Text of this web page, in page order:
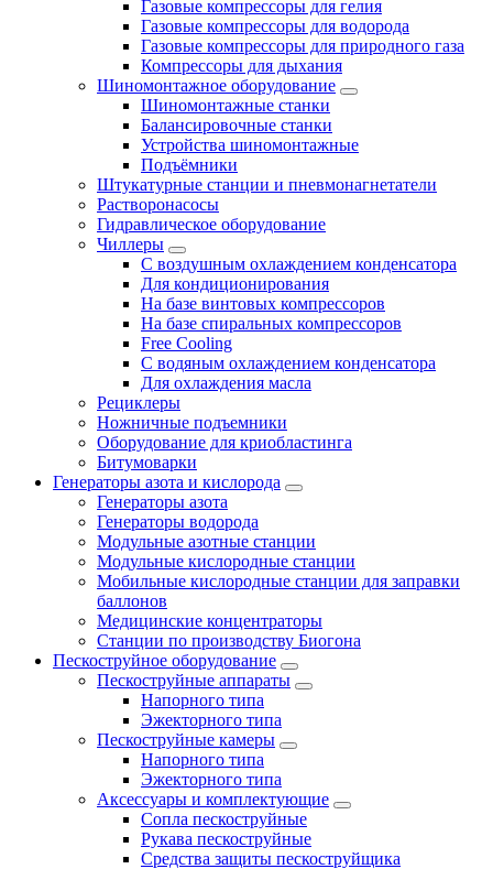
Газовые компрессоры для гелия
Газовые компрессоры для водорода
Газовые компрессоры для природного газа
Компрессоры для дыхания
Шиномонтажное оборудование
Шиномонтажные станки
Балансировочные станки
Устройства шиномонтажные
Подъёмники
Штукатурные станции и пневмонагнетатели
Растворонасосы
Гидравлическое оборудование
Чиллеры
С воздушным охлаждением конденсатора
Для кондиционирования
На базе винтовых компрессоров
На базе спиральных компрессоров
Free Cooling
С водяным охлаждением конденсатора
Для охлаждения масла
Рециклеры
Ножничные подъемники
Оборудование для криобластинга
Битумоварки
Генераторы азота и кислорода
Генераторы азота
Генераторы водорода
Модульные азотные станции
Модульные кислородные станции
Мобильные кислородные станции для заправки
баллонов
Медицинские концентраторы
Станции по производству Биогона
Пескоструйное оборудование
Пескоструйные аппараты
Напорного типа
Эжекторного типа
Пескоструйные камеры
Напорного типа
Эжекторного типа
Аксессуары и комплектующие
Сопла пескоструйные
Рукава пескоструйные
Средства защиты пескоструйщика